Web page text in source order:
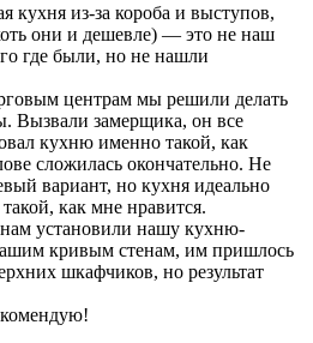
кухня из-за короба и выступов,
они и дешевле) — это не наш
где были, но не нашли
центрам мы решили делать
Вызвали замерщика, он все
кухню именно такой, как
сложилась окончательно. Не
вариант, но кухня идеально
как мне нравится.
установили нашу кухню-
кривым стенам, им пришлось
шкафчиков, но результат